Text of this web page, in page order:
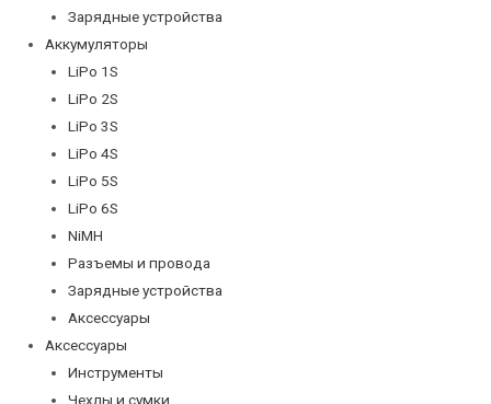
Зарядные устройства
Аккумуляторы
LiPo 1S
LiPo 2S
LiPo 3S
LiPo 4S
LiPo 5S
LiPo 6S
NiMH
Разъемы и провода
Зарядные устройства
Аксессуары
Аксессуары
Инструменты
Чехлы и сумки